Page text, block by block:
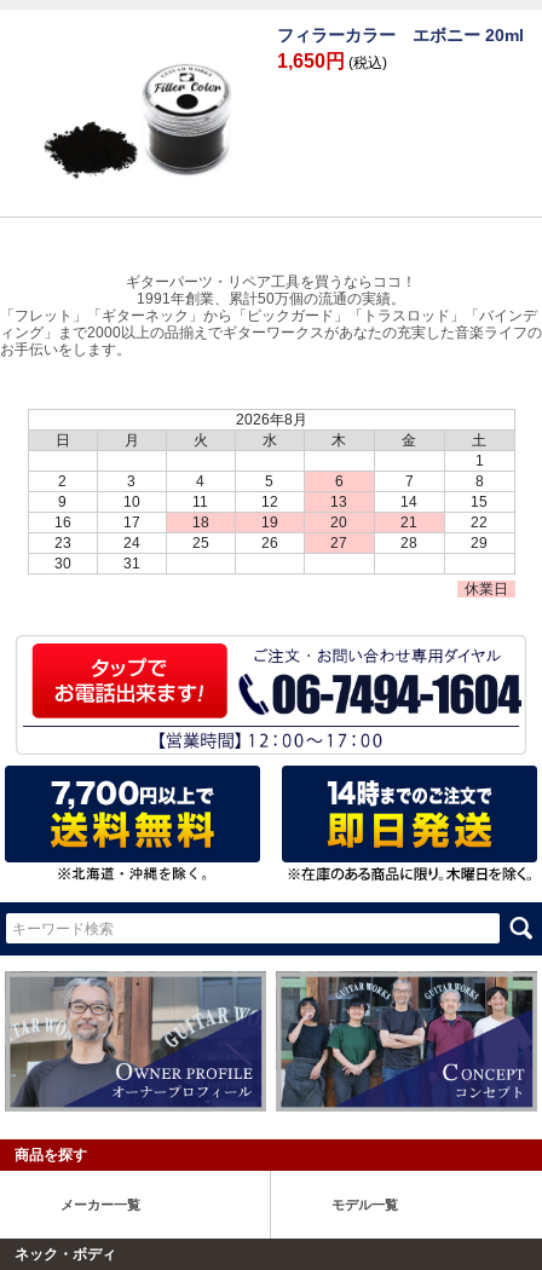
フィラーカラー エボニー 20ml
1,650円 (税込)
ギターパーツ・リペア工具を買うならココ！
1991年創業、累計50万個の流通の実績。
「フレット」「ギターネック」から「ピックガード」「トラスロッド」「バインデ
ィング」まで2000以上の品揃えでギターワークスがあなたの充実した音楽ライフの
お手伝いをします。
2026年8月
日
月 火 水 木 金
土
1
2
3 4 5 6 7
8
9
10 11 12 13 14
15
16
17 18 19 20 21
22
23
24 25 26 27 28
29
30
31
休業日
商品を探す
メーカー一覧 モデル一覧
ネック・ボディ